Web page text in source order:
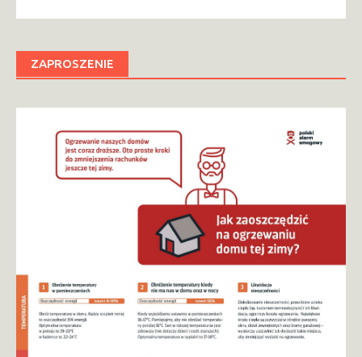
ZAPROSZENIE